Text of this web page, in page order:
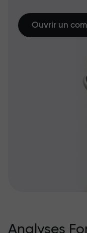
Ouvrir un
Analyses